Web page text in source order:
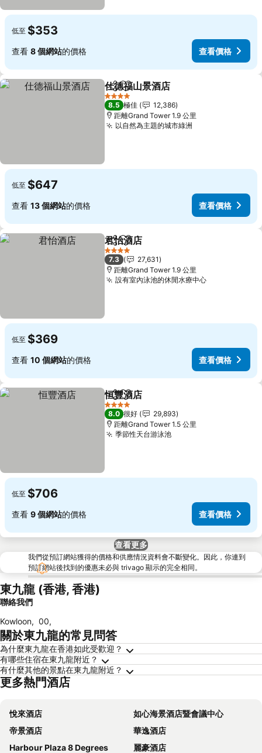
低至 $353
查看 8 個網站的價格 查看價格
分享 放到收藏夾
仕德福山景酒店
4 星級
8.5 極佳
12,386
距離Grand Tower 1.9 公里
以自然為主題的城市綠洲
低至 $647
查看 13 個網站的價格 查看價格
分享 放到收藏夾
君怡酒店
4 星級
7.3
27,631
距離Grand Tower 1.9 公里
設有室內泳池的休閒水療中心
低至 $369
查看 10 個網站的價格 查看價格
分享 放到收藏夾
恒豐酒店
4 星級
8.0 很好
29,893
距離Grand Tower 1.5 公里
季節性天台游泳池
低至 $706
查看 9 個網站的價格 查看價格
查看更多
我們從預訂網站獲得的價格和供應情況資料會不斷變化。因此，你連到
預訂網站後找到的優惠未必與 trivago 顯示的完全相同。
東九龍 (香港, 香港)
聯絡我們
Kowloon, 00,
關於東九龍的常見問答
為什麼東九龍在香港如此受歡迎？
有哪些住宿在東九龍附近？
有什麼其他的景點在東九龍附近？
更多熱門酒店
悅來酒店
如心海景酒店暨會議中心
帝景酒店
華逸酒店
Harbour Plaza 8 Degrees
麗豪酒店